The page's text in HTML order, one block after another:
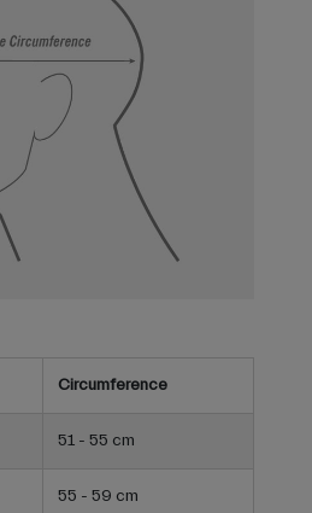
Circumference
51 - 55 cm
55 - 59 cm